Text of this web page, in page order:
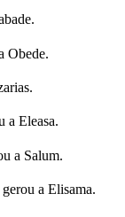
Obede.
a Eleasa.
a Salum.
a Elisama.